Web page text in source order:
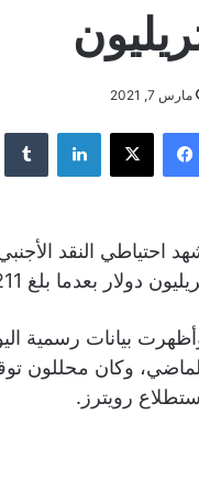
مارس 7, 2021
فيسبوك لينكدإن
احتياطي النقد
دولار بعدما بلغ 3.211 تريليون دولار في شهر يناير/كانون الثاني.
بيانات رسمية
رويترز.